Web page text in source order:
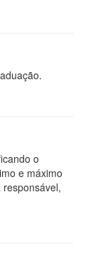
o
e máximo